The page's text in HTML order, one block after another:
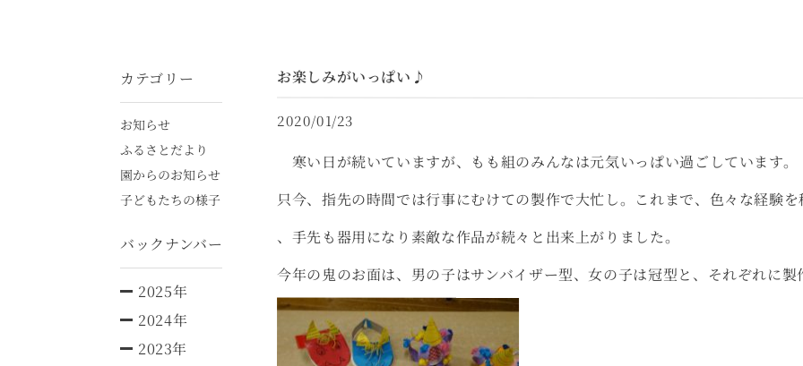
カテゴリー
お知らせ
ふるさとだより
園からのお知らせ
子どもたちの様子
バックナンバー
2025年
2024年
2023年
お楽しみがいっぱい♪
2020/01/23
寒い日が続いていますが、もも組のみんなは元気いっぱい過ごしています。
只今、指先の時間では行事にむけての製作で大忙し。これまで、色々な経験
、手先も器用になり素敵な作品が続々と出来上がりました。
今年の鬼のお面は、男の子はサンバイザー型、女の子は冠型と、それぞれに製